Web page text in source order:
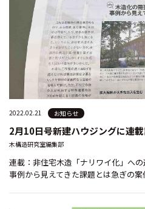
2022.02.21 お知らせ
2月10日号新建ハウジングに連
木構造研究室編集部
連載：非住宅木造「ナリワイ化」へ
事例から見えてきた課題とは急ぎの